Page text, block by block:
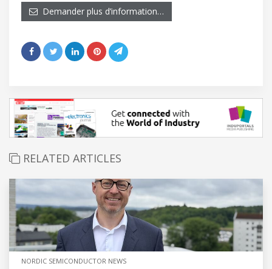
Demander plus d’information…
RELATED ARTICLES
NORDIC SEMICONDUCTOR NEWS